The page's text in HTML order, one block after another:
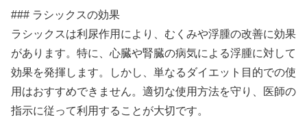
### ラシックスの効果
ラシックスは利尿作用により、むくみや浮腫の改善に効果
があります。特に、心臓や腎臓の病気による浮腫に対して
効果を発揮します。しかし、単なるダイエット目的での使
用はおすすめできません。適切な使用方法を守り、医師の
指示に従って利用することが大切です。